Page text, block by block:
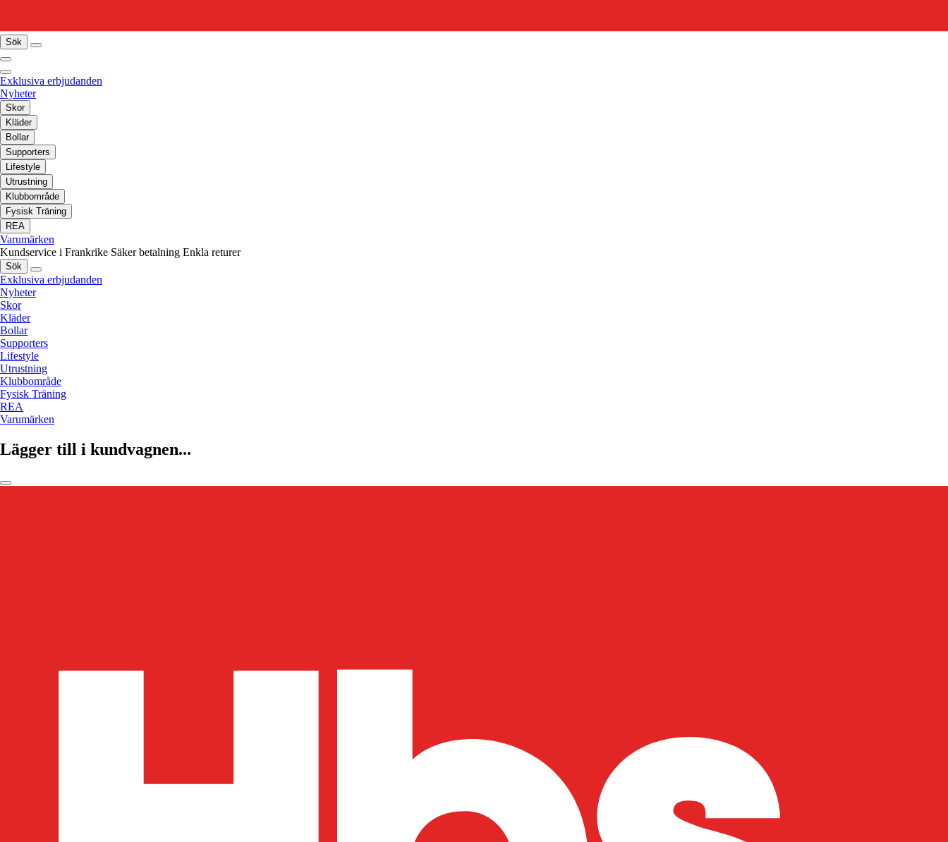
Sök
Exklusiva erbjudanden
Nyheter
Skor
Kläder
Bollar
Supporters
Lifestyle
Utrustning
Klubbområde
Fysisk Träning
REA
Varumärken
Kundservice i Frankrike Säker betalning Enkla returer
Sök
Exklusiva erbjudanden
Nyheter
Skor
Kläder
Bollar
Supporters
Lifestyle
Utrustning
Klubbområde
Fysisk Träning
REA
Varumärken
Lägger till i kundvagnen...